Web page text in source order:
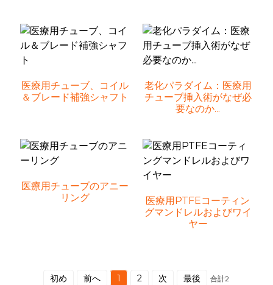
医療用チューブ、コイル
＆ブレード補強シャフト
老化パラダイム：医療用
チューブ挿入術がなぜ必
要なのか...
医療用チューブのアニー
リング
医療用PTFEコーティン
グマンドレルおよびワイ
ヤー
初め 前へ 1 2 次 最後 合計2